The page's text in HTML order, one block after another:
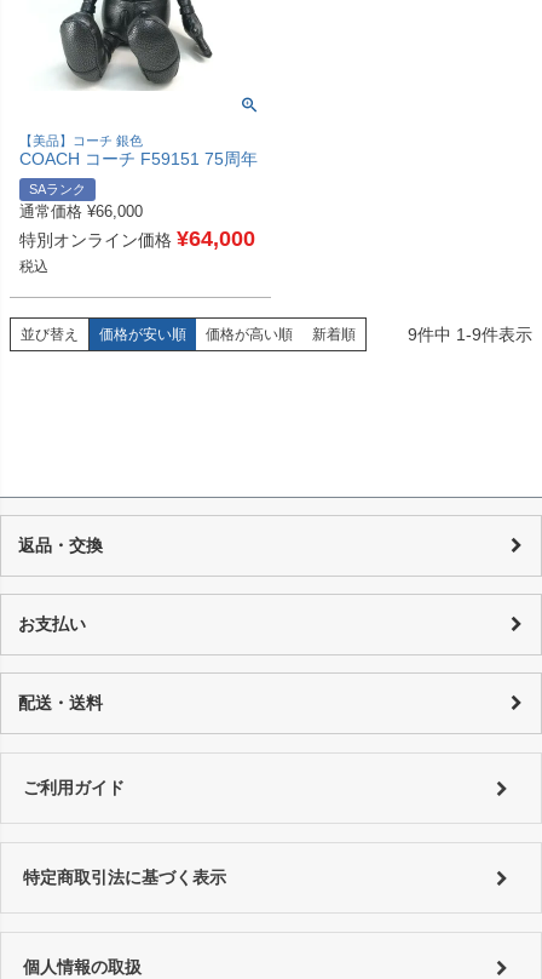
【美品】コーチ 銀色
COACH コーチ F59151 75周年
記念 ミッキーマウス ドールS
Disney×COACH ぬいぐるみ レ
ザー ユニセックス ブラックシ
ルバー(メタリック) 【中古】
SAランク
通常価格 ¥66,000
特別オンライン価格 ¥64,000
税込
並び替え 価格が安い順 価格が高い順 新着順 9件中 1-9件表示
返品・交換
当店の商品は店頭でも販売しており、また基本的に1点物のUSED品とな
り随時在庫の調整を行っておりますが、反映までの時間に若干の誤差が
ございませんが、何卒ご了承下さいます様お願い申し上げます。 商品の
っております。
お支払い
カード決済：一括払い・分割払い・リボ払い
代金引換：代引手数料はご購入金額によってことなります。
します。
詳しくはご利用ガイド
配送・送料
特にご指定がない場合は以下の対応となります。
■代金引換、クレジットカード ⇒ ご注文確認後、翌営業日以内に発送
ご利用ガイド
特定商取引法に基づく表示
個人情報の取扱